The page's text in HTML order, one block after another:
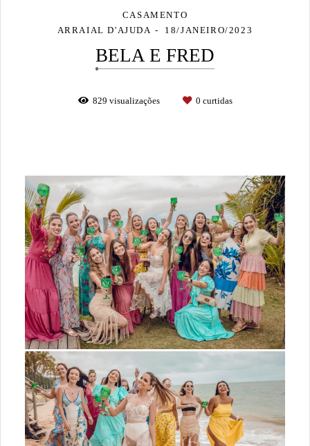
CASAMENTO
ARRAIAL D'AJUDA
18/JANEIRO/2023
BELA E FRED
829 visualizações 0 curtidas